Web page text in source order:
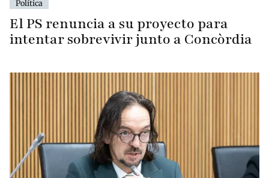
Política
El PS renuncia a su proyecto para
intentar sobrevivir junto a Concòrdia